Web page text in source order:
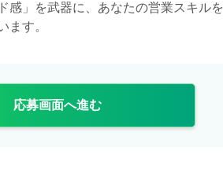
感」を武器に、あなたの営業スキルを
ます。
応募画面へ進む